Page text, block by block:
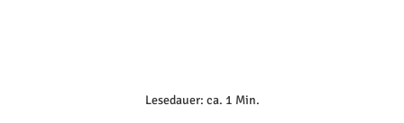
Lesedauer: ca. 1 Min.